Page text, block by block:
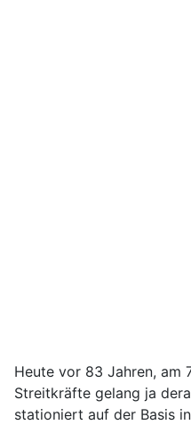
Heute vor 83 Jahren, am
Streitkräfte gelang ja
stationiert auf der Basis